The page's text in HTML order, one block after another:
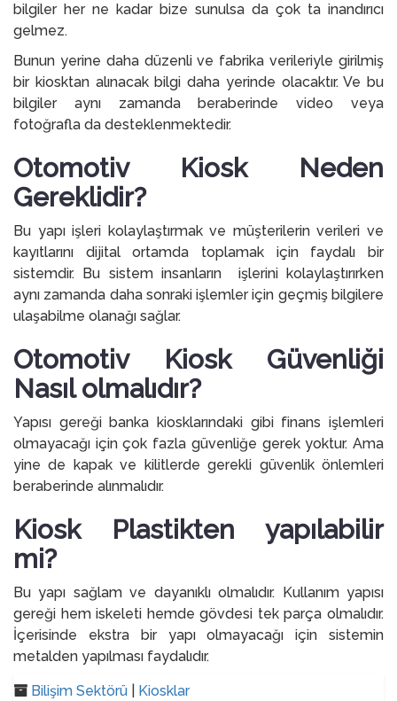
bilgiler her ne kadar bize sunulsa da çok ta inandırıcı
gelmez.
Bunun yerine daha düzenli ve fabrika verileriyle girilmiş
bir kiosktan alınacak bilgi daha yerinde olacaktır. Ve bu
bilgiler aynı zamanda beraberinde video veya
fotoğrafla da desteklenmektedir.
Otomotiv Kiosk Neden
Gereklidir?
Bu yapı işleri kolaylaştırmak ve müşterilerin verileri ve
kayıtlarını dijital ortamda toplamak için faydalı bir
sistemdir. Bu sistem insanların işlerini kolaylaştırırken
aynı zamanda daha sonraki işlemler için geçmiş bilgilere
ulaşabilme olanağı sağlar.
Otomotiv Kiosk Güvenliği
Nasıl olmalıdır?
Yapısı gereği banka kiosklarındaki gibi finans işlemleri
olmayacağı için çok fazla güvenliğe gerek yoktur. Ama
yine de kapak ve kilitlerde gerekli güvenlik önlemleri
beraberinde alınmalıdır.
Kiosk Plastikten yapılabilir
mi?
Bu yapı sağlam ve dayanıklı olmalıdır. Kullanım yapısı
gereği hem iskeleti hemde gövdesi tek parça olmalıdır.
İçerisinde ekstra bir yapı olmayacağı için sistemin
metalden yapılması faydalıdır.
Bilişim Sektörü Kiosklar